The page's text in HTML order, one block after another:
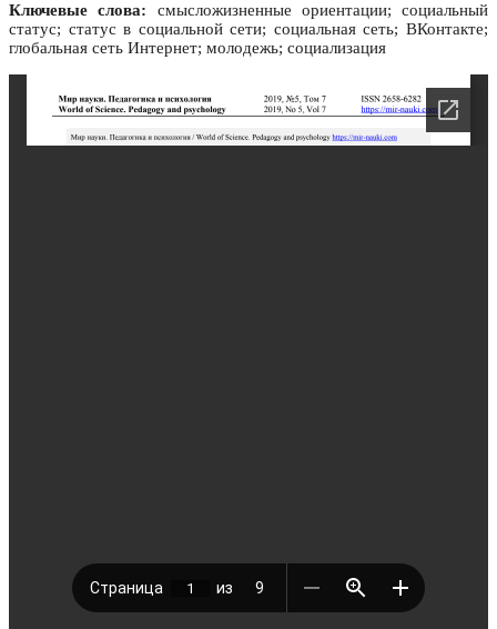
Ключевые слова: смысложизненные ориентации; социальный
статус; статус в социальной сети; социальная сеть; ВКонтакте;
глобальная сеть Интернет; молодежь; социализация